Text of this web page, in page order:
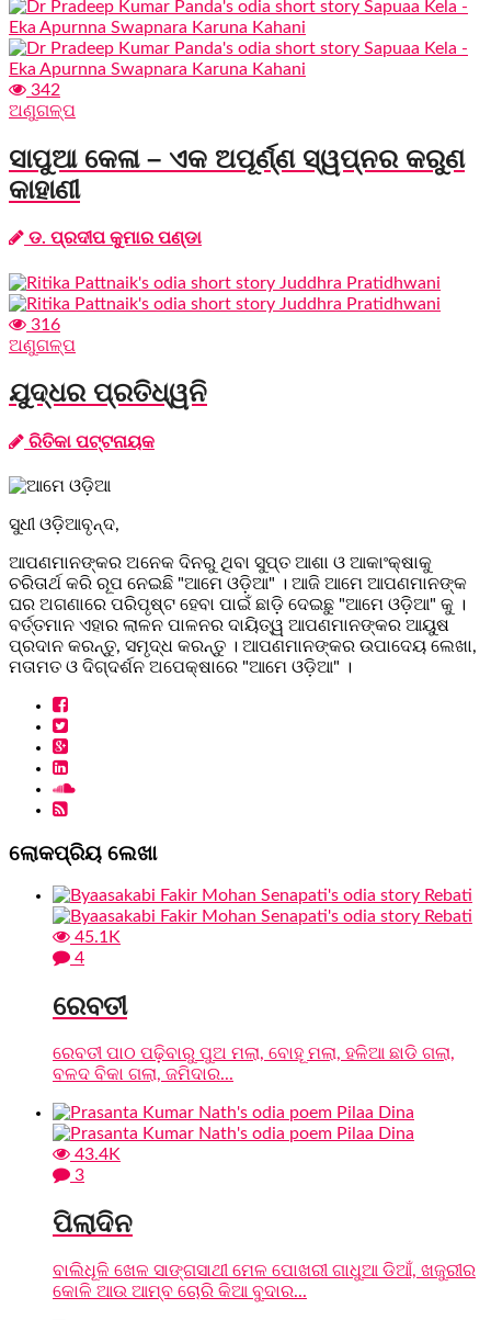
342
ଅଣୁଗଳ୍ପ
ସାପୁଆ କେଳା – ଏକ ଅପୂର୍ଣ୍ଣ ସ୍ୱପ୍ନର କରୁଣ
କାହାଣୀ
ଡ. ପ୍ରଦୀପ କୁମାର ପଣ୍ଡା
316
ଅଣୁଗଳ୍ପ
ଯୁଦ୍ଧର ପ୍ରତିଧ୍ୱନି
ରିତିକା ପଟ୍ଟନାୟକ
ସୁଧୀ ଓଡ଼ିଆବୃନ୍ଦ,
ଆପଣମାନଙ୍କର ଅନେକ ଦିନରୁ ଥିବା ସୁପ୍ତ ଆଶା ଓ ଆକାଂକ୍ଷାକୁ
ଚରିତାର୍ଥ କରି ରୂପ ନେଇଛି "ଆମେ ଓଡ଼ିଆ" । ଆଜି ଆମେ ଆପଣମାନଙ୍କ
ଘର ଅଗଣାରେ ପରିପୃଷ୍ଟ ହେବା ପାଇଁ ଛାଡ଼ି ଦେଇଛୁ "ଆମେ ଓଡ଼ିଆ" କୁ ।
ବର୍ତ୍ତମାନ ଏହାର ଲାଳନ ପାଳନର ଦାୟିତ୍ୱ ଆପଣମାନଙ୍କର ଆୟୁଷ
ପ୍ରଦାନ କରନ୍ତୁ, ସମୃଦ୍ଧ କରନ୍ତୁ । ଆପଣମାନଙ୍କର ଉପାଦେୟ ଲେଖା,
ମତାମତ ଓ ଦିଗ୍ଦର୍ଶନ ଅପେକ୍ଷାରେ "ଆମେ ଓଡ଼ିଆ" ।
ଲୋକପ୍ରିୟ ଲେଖା
45.1K
4
ରେବତୀ
ରେବତୀ ପାଠ ପଢ଼ିବାରୁ ପୁଅ ମଲା, ବୋହୂ ମଲା, ହଳିଆ ଛାଡି ଗଲା,
ବଳଦ ବିକା ଗଲା, ଜମିଦାର...
43.4K
3
ପିଲାଦିନ
ବାଲିଧୂଳି ଖେଳ ସାଙ୍ଗସାଥୀ ମେଳ ପୋଖରୀ ଗାଧୁଆ ଡିଆଁ, ଖଜୁରୀର
କୋଳି ଆଉ ଆମ୍ବ ଚୋରି କିଆ ବୁଦାର...